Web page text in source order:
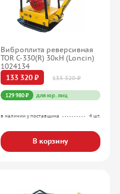
Виброплита реверсивная
TOR C-330(R) 30кН (Loncin)
1024134
133 320 ₽
133 320 ₽
129 980 ₽ для юр. лиц
в наличии у поставщика 4 шт.
В корзину